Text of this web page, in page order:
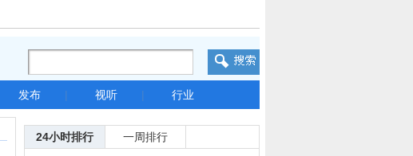
发布 | 视听 | 行业
24小时排行 一周排行